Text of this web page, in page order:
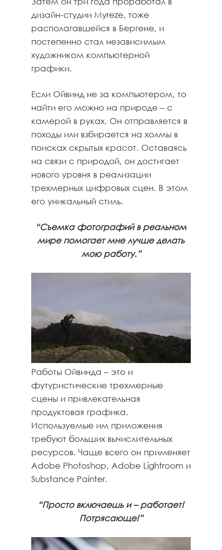
дизайн-студии Myreze, тоже
располагавшейся в Бергене, и
постепенно стал независимым
художником компьютерной
графики.
Если Ойвинд не за компьютером, то
найти его можно на природе – с
камерой в руках. Он отправляется в
походы или взбирается на холмы в
поисках скрытых красот. Оставаясь
на связи с природой, он достигает
нового уровня в реализации
трехмерных цифровых сцен. В этом
его уникальный стиль.
“Съемка фотографий в реальном
мире помогает мне лучше делать
мою работу.”
Работы Ойвинда – это и
футуристические трехмерные
сцены и привлекательная
продуктовая графика.
Используемые им приложения
требуют больших вычислительных
ресурсов. Чаще всего он применяет
Adobe Photoshop, Adobe Lightroom и
Substance Painter.
“Просто включаешь и – работает!
Потрясающе!”